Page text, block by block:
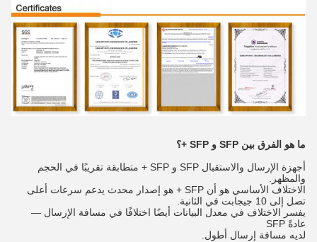
ما هو الفرق بين SFP و SFP +؟
أجهزة الإرسال والاستقبال SFP و SFP + متطابقة تقريبًا في الحجم
والمظهر.
الاختلاف الأساسي هو أن SFP + هو إصدار محدث يدعم سرعات أعلى
تصل إلى 10 جيجابت في الثانية.
يفسر الاختلاف في معدل البيانات أيضًا اختلافًا في مسافة الإرسال —
عادةً SFP
لديه مسافة إرسال أطول.